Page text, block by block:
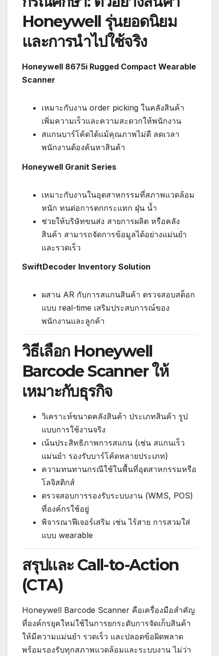
Honeywell รุ่นยอดนิยม
และการนำไปใช้จริง
Honeywell 8675i Rugged Compact Wearable
Scanner
เหมาะกับงาน order picking ในคลังสินค้า
เพิ่มความเร็วและความสะดวกให้พนักงาน
สแกนบาร์โค้ดได้แม้คุณภาพไม่ดี ลดเวลา
พนักงานต้องค้นหาสินค้า
Honeywell Granit Series
เหมาะกับงานในอุตสาหกรรมที่สภาพแวดล้อม
หนัก ทนต่อการตกกระแทก ฝุ่น น้ำ
ช่วยให้บริษัทขนส่ง สายการผลิต หรือคลัง
สินค้า สามารถจัดการข้อมูลได้อย่างแม่นยำ
และรวดเร็ว
SwiftDecoder Inventory Solution
ผสาน AR กับการสแกนสินค้า ตรวจสอบสต็อก
แบบ real-time เสริมประสบการณ์ของ
พนักงานและลูกค้า
วิธีเลือก Honeywell
Barcode Scanner ให้
เหมาะกับธุรกิจ
วิเคราะห์ขนาดคลังสินค้า ประเภทสินค้า รูป
แบบการใช้งานจริง
เน้นประสิทธิภาพการสแกน (เช่น สแกนเร็ว
แม่นยำ รองรับบาร์โค้ดหลายประเภท)
ความทนทานกรณีใช้ในพื้นที่อุตสาหกรรมหรือ
โลจิสติกส์
ตรวจสอบการรองรับระบบงาน (WMS, POS)
ที่องค์กรใช้อยู่
พิจารณาฟีเจอร์เสริม เช่น ไร้สาย การสวมใส่
แบบ wearable
สรุปและ Call-to-Action
(CTA)
Honeywell Barcode Scanner คือเครื่องมือสำคัญ
ที่องค์กรยุคใหม่ใช้ในการยกระดับการจัดเก็บสินค้า
ให้มีความแม่นยำ รวดเร็ว และปลอดข้อผิดพลาด
พร้อมรองรับทุกสภาพแวดล้อมและระบบงาน ไม่ว่า